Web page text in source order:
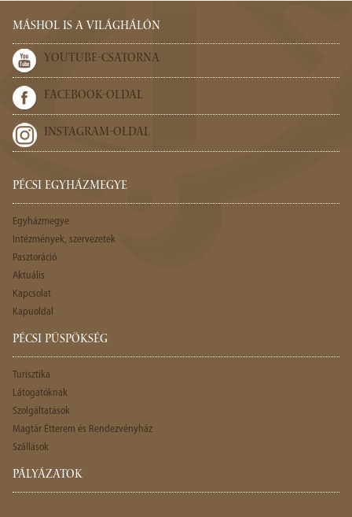
MÁSHOL IS A VILÁGHÁLÓN
YOUTUBE-CSATORNA
FACEBOOK-OLDAL
INSTAGRAM-OLDAL
PÉCSI EGYHÁZMEGYE
Egyházmegye
Intézmények, szervezetek
Pasztoráció
Aktuális
Kapcsolat
Kapuoldal
PÉCSI PÜSPÖKSÉG
Turisztika
Látogatóknak
Szolgáltatások
Magtár Étterem és Rendezvényház
Szállások
PÁLYÁZATOK